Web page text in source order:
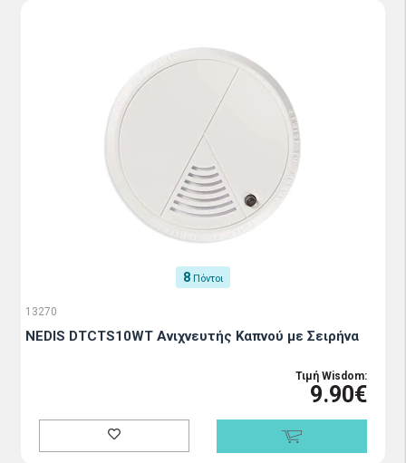
8 Πόντοι
13270
NEDIS DTCTS10WT Ανιχνευτής Καπνού με Σειρήνα
Τιμή Wisdom:
9.90€